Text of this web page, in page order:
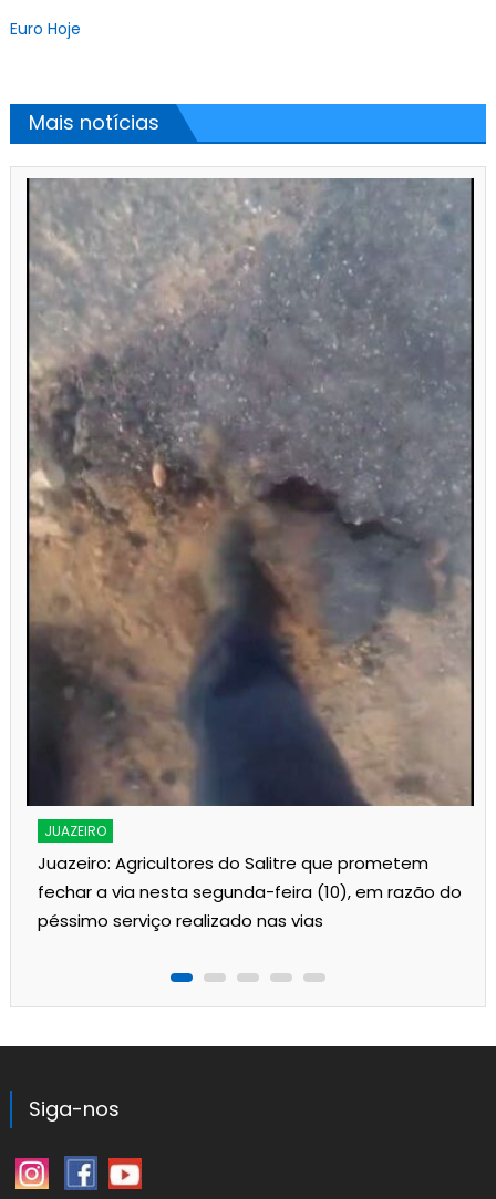
Euro Hoje
Mais notícias
JUAZEIRO
Juazeiro: Agricultores do Salitre que prometem
fechar a via nesta segunda-feira (10), em razão do
péssimo serviço realizado nas vias
Siga-nos